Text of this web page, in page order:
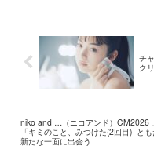
チ
ク
niko and …（ニコアンド）CM2026
「キミのこと、みつけた(2回目) -と
新たな一面に出会う